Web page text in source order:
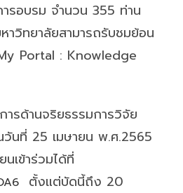
รอบรม จำนวน 355 ท่าน
าวิทยาลัยสามารถรับชมย้อน
Portal : Knowledge
ารด้านจริยธรรมการวิจัย
วันที่ 25 เมษายน พ.ศ.2565
นเข้าร่วมได้ที่
ตั้งแต่บัดนี้ถึง 20